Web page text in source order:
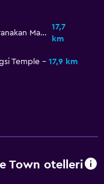
Pinang Peranakan Mansion
17,7
km
Temple 17,9 km
Town otelleri